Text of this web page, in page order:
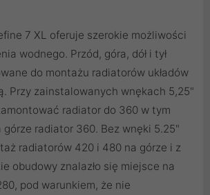
7 XL oferuje szerokie możliwości
wodnego. Przód, góra, dół i tył
do montażu radiatorów układów
Przy zainstalowanych wnękach 5,25"
radiator do 360 w tym
górze radiator 360. Bez wnęki 5.25"
radiatorów 420 i 480 na górze i z
obudowy znalazło się miejsce na
pod warunkiem, że nie